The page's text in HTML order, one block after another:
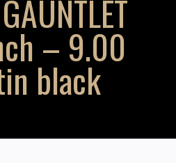
– 9.00
black